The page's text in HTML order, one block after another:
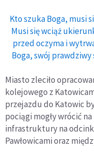
Kto szuka Boga, musi
Musi się wciąż
przed oczyma i
Boga, swój prawdziwy
Miasto zleciło
kolejowego z
przejazdu do Katowic
pociągi mogły wrócić
infrastruktury na
Pawłowicami oraz